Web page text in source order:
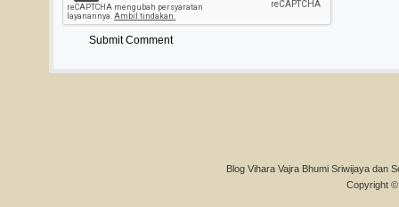
Blog Vihara Vajra Bhumi Sriwijaya dan
Copyright ©